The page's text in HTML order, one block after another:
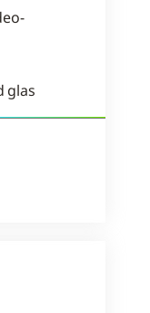
glas